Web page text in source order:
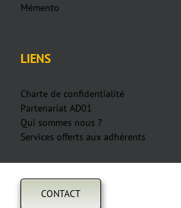
Mémento
LIENS
Charte de confidentialité
Partenariat AD01
Qui sommes nous ?
Services offerts aux adhérents
CONTACT